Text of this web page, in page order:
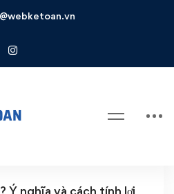
ròng
Ý nghĩa và cách tính lợi